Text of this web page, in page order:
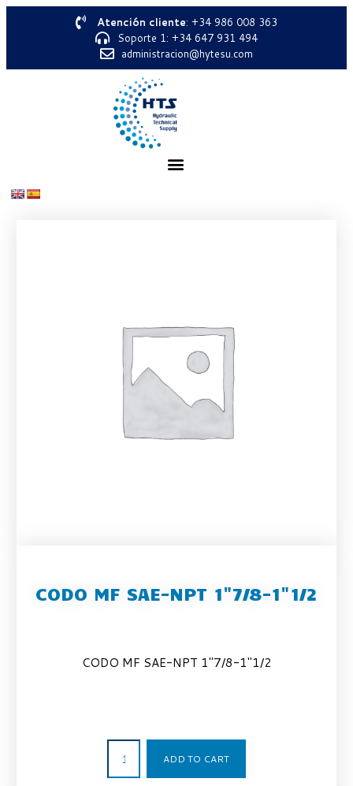
Atención cliente: +34 986 008 363
Soporte 1: +34 647 931 494
administracion@hytesu.com
CODO MF SAE-NPT 1"7/8-1"1/2
CODO MF SAE-NPT 1″7/8-1″1/2
ADD TO CART